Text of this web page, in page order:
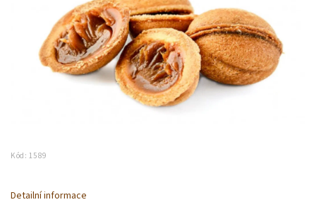
Kód: 1589
Detailní informace